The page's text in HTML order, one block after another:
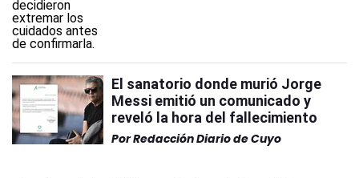
El sanatorio donde murió Jorge
Messi emitió un comunicado y
reveló la hora del fallecimiento
PorRedacción Diario de Cuyo